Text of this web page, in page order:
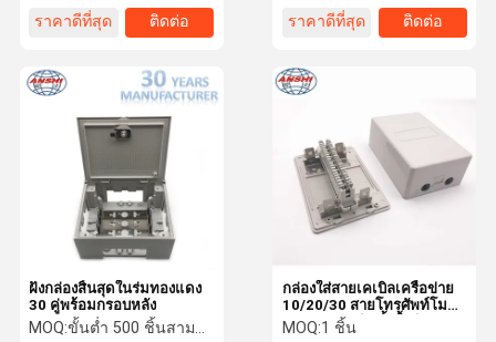
ราคาดีที่สุด
ติดต่อ
ราคาดีที่สุด
ติดต่อ
ฝังกล่องสิ้นสุดในร่มทองแดง
30 คู่พร้อมกรอบหลัง
MOQ:ขั้นต่ำ 500 ชิ้นสามารถพูดคุย
กล่องใส่สายเคเบิลเครือข่าย
10/20/30 สายโทรศัพท์โมดูล
ประเภทการติดตั้งพื้นผิว
MOQ:1 ชิ้น